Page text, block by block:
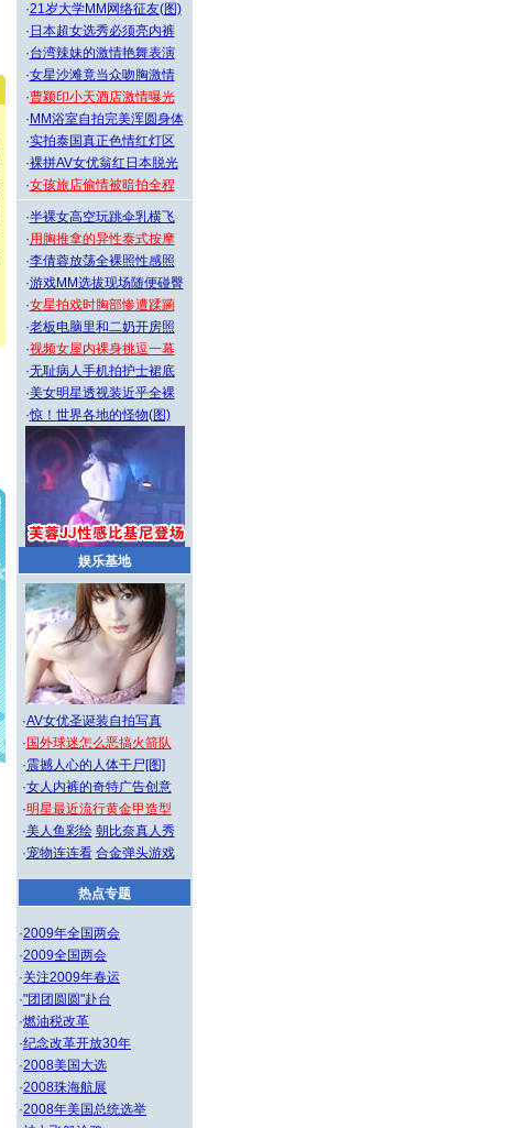
·21岁大学MM网络征友(图)
· 日本超女选秀必须亮内裤
·台湾辣妹的激情艳舞表演
·女星沙滩竟当众吻胸激情
·曹颖印小天酒店激情曝光
· MM浴室自拍完美浑圆身体
·实拍泰国真正色情红灯区
·裸拼AV女优翁红日本脱光
·女孩旅店偷情被暗拍全程
·半裸女高空玩跳伞乳横飞
·用胸推拿的异性泰式按摩
·李倩蓉放荡全裸照性感照
·游戏MM选拔现场随便碰臀
·女星拍戏时胸部惨遭蹂躏
·老板电脑里和二奶开房照
·视频女屋内裸身挑逗一幕
·无耻病人手机拍护士裙底
·美女明星透视装近乎全裸
·惊！世界各地的怪物(图)
娱乐基地
·AV女优圣诞装自拍写真
· 国外球迷怎么恶搞火箭队
·震撼人心的人体干尸[图]
·女人内裤的奇特广告创意
·明星最近流行黄金甲造型
·美人鱼彩绘 朝比奈真人秀
·宠物连连看 合金弹头游戏
热点专题
·2009年全国两会
·2009全国两会
·关注2009年春运
·"团团圆圆"赴台
·燃油税改革
·纪念改革开放30年
·2008美国大选
·2008珠海航展
·2008年美国总统选举